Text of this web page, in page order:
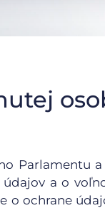
Parlamentu
a o
o ochrane